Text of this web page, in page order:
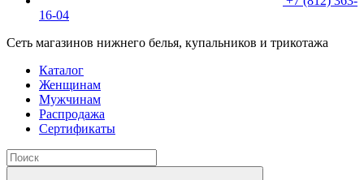
16-04
Сеть магазинов нижнего белья, купальников и трикотажа
Каталог
Женщинам
Мужчинам
Распродажа
Сертификаты